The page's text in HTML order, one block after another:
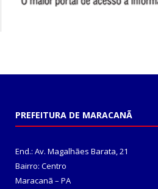
PREFEITURA DE MARACANÃ
End.: Av. Magalhães Barata, 21
Bairro: Centro
Maracanã – PA